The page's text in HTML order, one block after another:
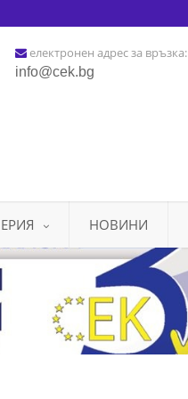
електронен адрес за връзка:
info@cek.bg
НОВИНИ